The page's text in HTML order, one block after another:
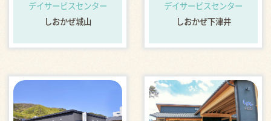
デイサービスセンター
しおかぜ城山
デイサービスセンター
しおかぜ下津井